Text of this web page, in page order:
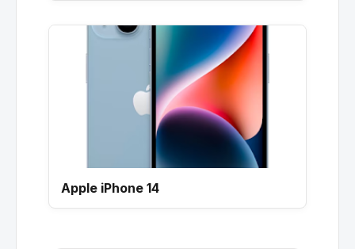
Apple iPhone 14